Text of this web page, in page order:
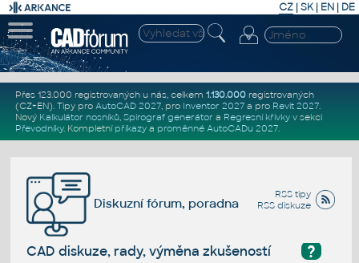
CZ | SK| EN | DE
Přes 123.000 registrovaných u nás, celkem 1.130.000registrovaných
(CZ+EN). Tipy pro AutoCAD 2027, pro Inventor 2027a pro Revit 2027.
Nový Kalkulátor nosníků, Spirograf generátor a Regresní křivkyv sekci
Převodníky. Kompletní příkazya proměnné AutoCADu 2027.
RSS tipy
RSS diskuze
Diskuzní fórum, poradna
?
CAD diskuze, rady, výměna zkušeností